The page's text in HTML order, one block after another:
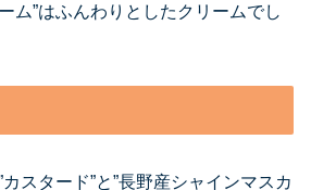
ム”はふんわりとしたクリームでし
スタード”と”長野産シャインマスカ